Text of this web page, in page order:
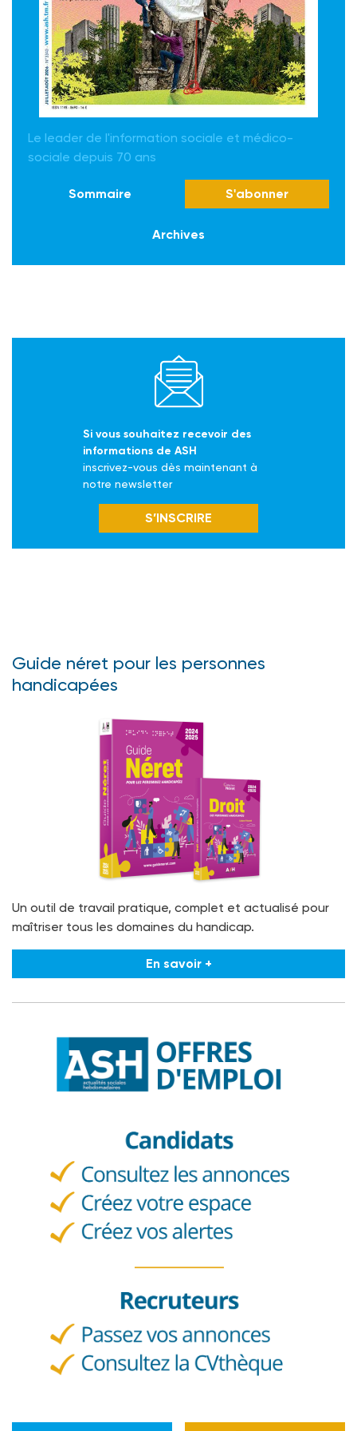
Le leader de l'information sociale et médico-
sociale depuis 70 ans
Sommaire S'abonner
Archives
Si vous souhaitez recevoir des
informations de ASH
inscrivez-vous dès maintenant à
notre newsletter
S’INSCRIRE
Guide néret pour les personnes
handicapées
Un outil de travail pratique, complet et actualisé pour
maîtriser tous les domaines du handicap.
En savoir +